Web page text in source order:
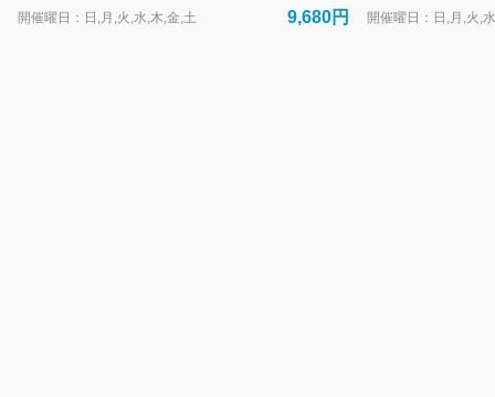
開催曜日：日,月,火,水,木,金,土 9,680円 開催曜日：日,月,火,
日